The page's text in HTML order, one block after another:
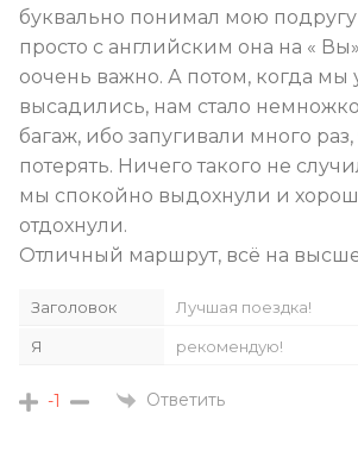
буквально понимал мою подругу
просто с английским она на «
оочень важно. А потом, когда мы
высадились, нам стало
багаж, ибо запугивали много раз,
потерять. Ничего такого не
мы спокойно выдохнули и
отдохнули.
Отличный маршрут, всё на
Заголовок Лучшая поездка!
Я рекомендую!
-1 Ответить